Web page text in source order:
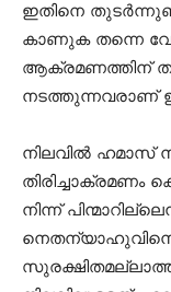
ഇതിനെ
കാണുക തന്നെ
ആക്രമണത്തിന്
നടത്തുന്നവരാണ്
നിലവില്‍ ഹമാസ്
തിരിച്ചാക്രമണം
നിന്ന്
നെതന്യാഹുവിനെ